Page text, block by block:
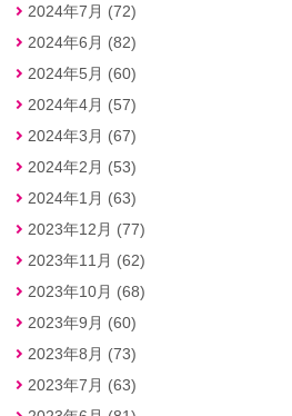
2024年7月 (72)
2024年6月 (82)
2024年5月 (60)
2024年4月 (57)
2024年3月 (67)
2024年2月 (53)
2024年1月 (63)
2023年12月 (77)
2023年11月 (62)
2023年10月 (68)
2023年9月 (60)
2023年8月 (73)
2023年7月 (63)